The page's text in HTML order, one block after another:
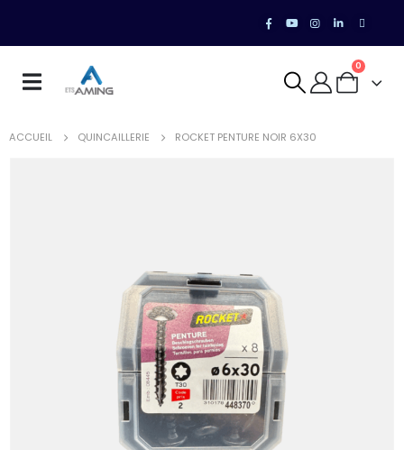
0
ACCUEIL QUINCAILLERIE ROCKET PENTURE NOIR 6X30